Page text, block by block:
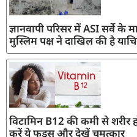
ज्ञानवापी परिसर में ASI सर्वे के
मुस्लिम पक्ष ने दाखिल की है
विटामिन B12 की कमी से शरीर
करें ये फूड्स और देखें चमत्कार